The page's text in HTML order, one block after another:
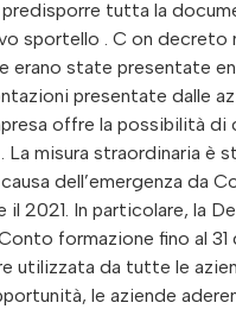
tutta la
. C on decreto
erano state presentate
presentate dalle
offre la possibilità di
misura straordinaria è
dell’emergenza da
2021. In particolare, la
formazione fino al 31
utilizzata da tutte le
le aziende